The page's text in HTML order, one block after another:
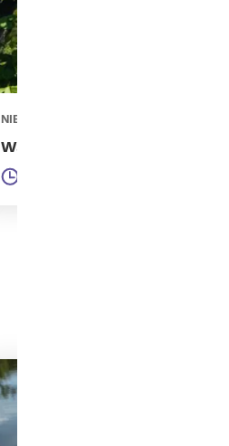
NIEUWKOOPSE PLASSEN
Wandelroute Lusthof de Haeck bij